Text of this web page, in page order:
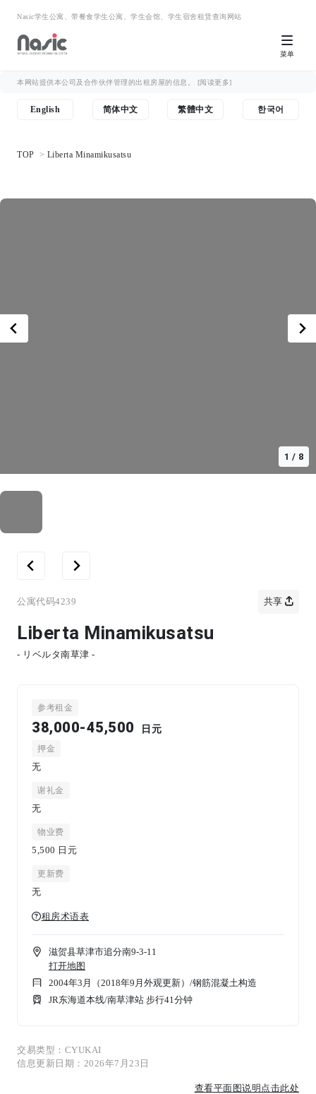
Nasic学生公寓、带餐食学生公寓、学生会馆、学生宿舍租赁查询网站
菜单
本网站提供本公司及合作伙伴管理的出租房屋的信息。 [阅读更多]
English 简体中文 繁體中文 한국어
TOP Liberta Minamikusatsu
1 / 8
公寓代码4239 共享
Liberta Minamikusatsu
- リベルタ南草津 -
参考租金
38,000-45,500 日元
押金
无
谢礼金
无
物业费
5,500 日元
更新费
无
租房术语表
滋贺县草津市追分南9-3-11
打开地图
2004年3月（2018年9月外观更新） /钢筋混凝土构造
JR东海道本线/南草津站 步行41分钟
交易类型：CYUKAI
信息更新日期：2026年7月23日
查看平面图说明点击此处